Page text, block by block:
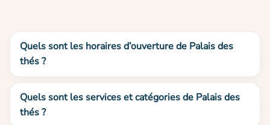
Quels sont les horaires d’ouverture de Palais des
thés ?
Quels sont les services et catégories de Palais des
thés ?